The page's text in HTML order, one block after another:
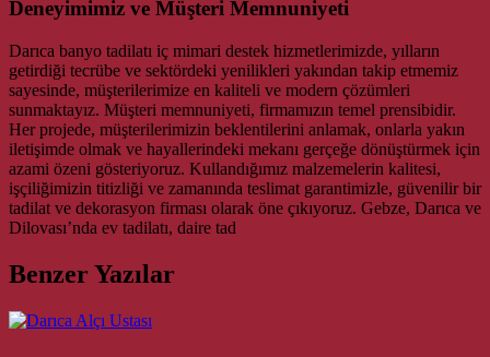
Deneyimimiz ve Müşteri Memnuniyeti
Darıca banyo tadilatı iç mimari destek hizmetlerimizde, yılların
getirdiği tecrübe ve sektördeki yenilikleri yakından takip etmemiz
sayesinde, müşterilerimize en kaliteli ve modern çözümleri
sunmaktayız. Müşteri memnuniyeti, firmamızın temel prensibidir.
Her projede, müşterilerimizin beklentilerini anlamak, onlarla yakın
iletişimde olmak ve hayallerindeki mekanı gerçeğe dönüştürmek için
azami özeni gösteriyoruz. Kullandığımız malzemelerin kalitesi,
işçiliğimizin titizliği ve zamanında teslimat garantimizle, güvenilir bir
tadilat ve dekorasyon firması olarak öne çıkıyoruz. Gebze, Darıca ve
Dilovası’nda ev tadilatı, daire tad
Benzer Yazılar